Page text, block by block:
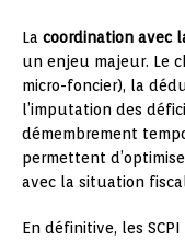
La coordination avec
un enjeu majeur. Le
micro-foncier), la
l’imputation des
démembrement
permettent
avec la situation
En définitive, les